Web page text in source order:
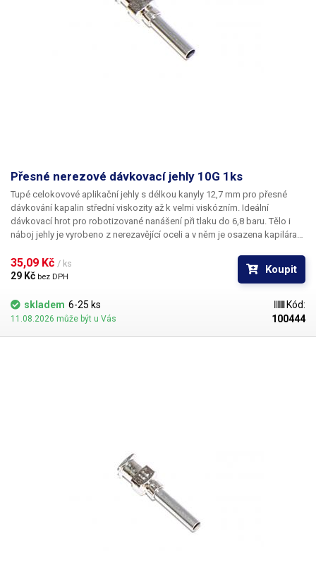
Přesné nerezové dávkovací jehly 10G 1ks
Tupé celokovové aplikační jehly s délkou kanyly 12,7 mm pro přesné
dávkování kapalin střední viskozity až k velmi viskózním. Ideální
dávkovací hrot pro robotizované nanášení při tlaku do 6,8 baru. Tělo i
náboj jehly je vyrobeno z nerezavějící oceli a v něm je osazena kapilára
povrchu a přesné dodržení vnitřních průměrů jehly a proto je povrch
kapiláry elektrolyticky leštěn.
35,09 Kč / ks
29 Kč bez DPH
Koupit
skladem 6-25 ks
11.08.2026 může být u Vás
Kód:
100444